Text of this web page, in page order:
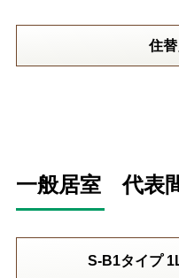
住
一般居室 代表
S-B1タイプ